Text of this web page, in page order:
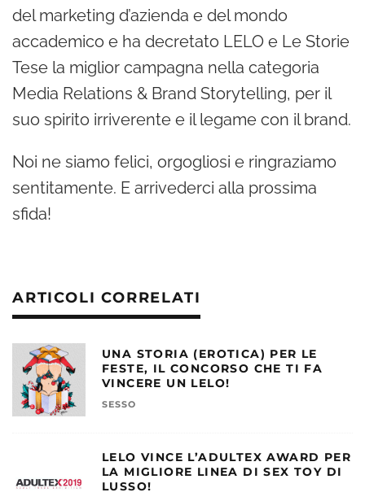
del marketing d’azienda e del mondo
accademico e ha decretato LELO e Le Storie
Tese la miglior campagna nella categoria
Media Relations & Brand Storytelling, per il
suo spirito irriverente e il legame con il brand.
Noi ne siamo felici, orgogliosi e ringraziamo
sentitamente. E arrivederci alla prossima
sfida!
ARTICOLI CORRELATI
UNA STORIA (EROTICA) PER LE
FESTE, IL CONCORSO CHE TI FA
VINCERE UN LELO!
SESSO
LELO VINCE L’ADULTEX AWARD PER
LA MIGLIORE LINEA DI SEX TOY DI
LUSSO!